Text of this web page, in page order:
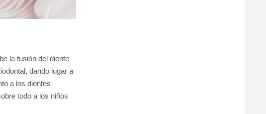
la fusión del diente
dando lugar a
a los dientes
todo a los niños